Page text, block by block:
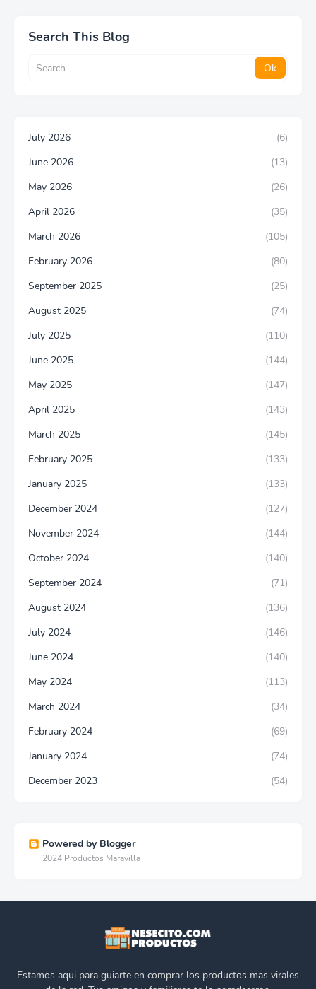
Search This Blog
July 2026
(6)
June 2026
(13)
May 2026
(26)
April 2026
(35)
March 2026
(105)
February 2026
(80)
September 2025
(25)
August 2025
(74)
July 2025
(110)
June 2025
(144)
May 2025
(147)
April 2025
(143)
March 2025
(145)
February 2025
(133)
January 2025
(133)
December 2024
(127)
November 2024
(144)
October 2024
(140)
September 2024
(71)
August 2024
(136)
July 2024
(146)
June 2024
(140)
May 2024
(113)
March 2024
(34)
February 2024
(69)
January 2024
(74)
December 2023
(54)
Powered by Blogger
2024 Productos Maravilla
Estamos aqui para guiarte en comprar los productos mas virales